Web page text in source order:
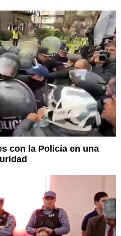
con la Policía en una